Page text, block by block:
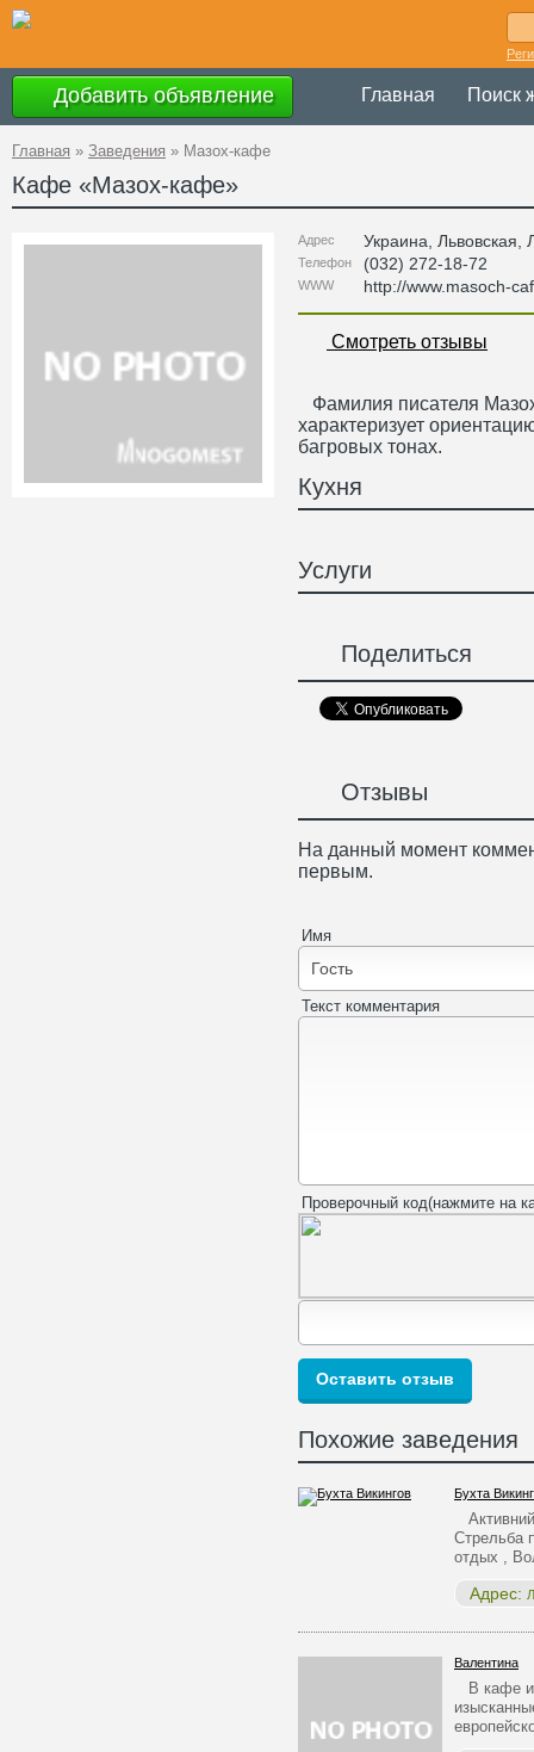
Добавить объявление Главная Поиск
Главная » Заведения » Мазох-кафе
Кафе «Мазох-кафе»
Адрес Украина Львовская ,
Телефон (032) 272-18-72
WWW http://www.masoch-
Смотреть отзывы
Фамилия писателя
характеризует
багровых тонах.
Кухня
Услуги
Поделиться
Отзывы
На данный момент
первым.
Имя
Текст комментария
Проверочный код(нажмите на
Похожие заведения
Бухта
Активний
Стрельба
отдых ,
Адрес:
Валентина
В кафе и